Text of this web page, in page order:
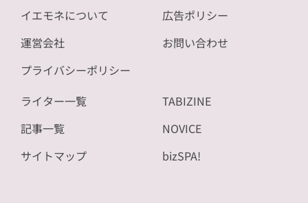
イエモネについて
運営会社
プライバシーポリシー
広告ポリシー
お問い合わせ
ライター一覧
記事一覧
サイトマップ
TABIZINE
NOVICE
bizSPA!